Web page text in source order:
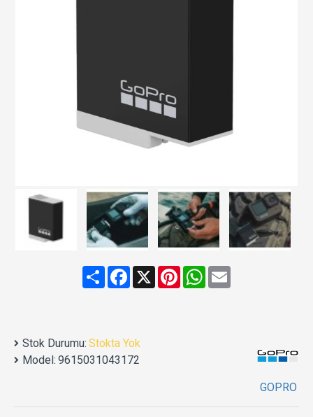
ShareFacebook
X PinterestWhatsApp
Email
Stok Durumu: Stokta Yok
Model: 9615031043172
GOPRO